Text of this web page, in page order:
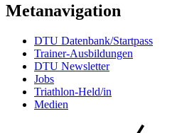
Metanavigation
DTU Datenbank/Startpass
Trainer-Ausbildungen
DTU Newsletter
Jobs
Triathlon-Held/in
Medien